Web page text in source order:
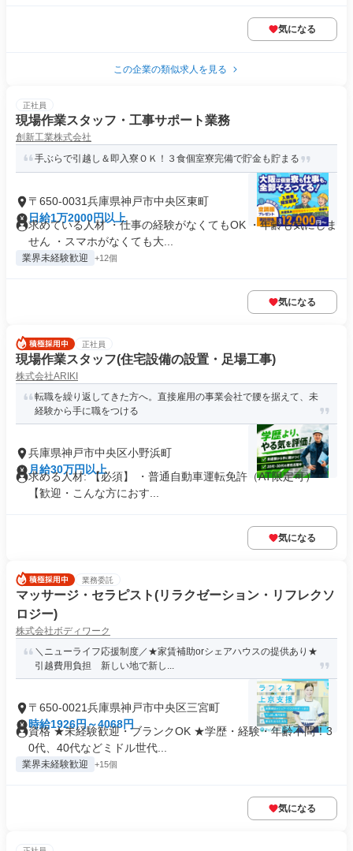
気になる
この企業の類似求人を見る
正社員
現場作業スタッフ・工事サポート業務
創新工業株式会社
手ぶらで引越し＆即入寮ＯＫ！３食個室寮完備で貯金も貯まる
〒650-0031兵庫県神戸市中央区東町
日給1万2000円以上
求めている人材 ・仕事の経験がなくてもOK ・年齢も気にしま
せん ・スマホがなくても大...
業界未経験歓迎 +12個
気になる
正社員
現場作業スタッフ(住宅設備の設置・足場工事)
株式会社ARIKI
転職を繰り返してきた方へ。直接雇用の事業会社で腰を据えて、未
経験から手に職をつける
兵庫県神戸市中央区小野浜町
月給30万円以上
求める人材: 【必須】 ・普通自動車運転免許（AT限定可）
【歓迎・こんな方におす...
気になる
業務委託
マッサージ・セラピスト(リラクゼーション・リフレクソ
ロジー)
株式会社ボディワーク
＼ニューライフ応援制度／★家賃補助orシェアハウスの提供あり★
引越費用負担 新しい地で新し...
〒650-0021兵庫県神戸市中央区三宮町
時給1926円～4068円
資格 ★未経験歓迎・ブランクOK ★学歴・経験・年齢不問！3
0代、40代などミドル世代...
業界未経験歓迎 +15個
気になる